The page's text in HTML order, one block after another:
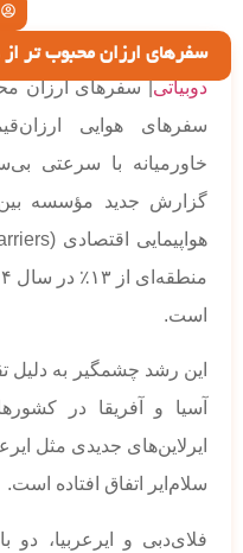
سفرهای ارزان محبوب تر از
دوبیاتی| سفرهای ارزان
سفرهای هوایی
خاورمیانه با سرعتی
است.
این رشد چشمگیر به دلیل
آسیا و آفریقا در
ایرلاین‌های جدیدی مثل
سلام‌ایر اتفاق افتاده است.
فلای‌دبی و ایرعربیا، دو